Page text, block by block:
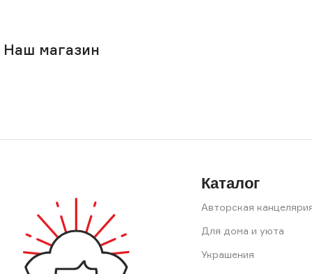
Наш магазин
Каталог
Авторская
Для дома и уюта
Украшения